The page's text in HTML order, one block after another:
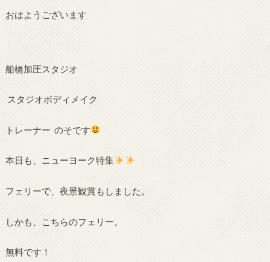
おはようございます
船橋加圧スタジオ
スタジオボディメイク
トレーナー のそです
本日も、ニューヨーク特集
フェリーで、夜景観賞もしました。
しかも、こちらのフェリー。
無料です！